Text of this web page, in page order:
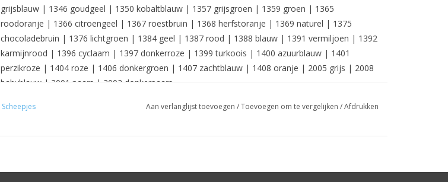
grijsblauw | 1346 goudgeel | 1350 kobaltblauw | 1357 grijsgroen | 1359 groen | 1365
roodoranje | 1366 citroengeel | 1367 roestbruin | 1368 herfstoranje | 1369 naturel | 1375
chocoladebruin | 1376 lichtgroen | 1384 geel | 1387 rood | 1388 blauw | 1391 vermiljoen | 1392
karmijnrood | 1396 cyclaam | 1397 donkerroze | 1399 turkoois | 1400 azuurblauw | 1401
perzikroze | 1404 roze | 1406 donkergroen | 1407 zachtblauw | 1408 oranje | 2005 grijs | 2008
babyblauw | 3001 paars | 3002 donkerpaars
Scheepjes Aan verlanglijst toevoegen /Toevoegen om te vergelijken /Afdrukken